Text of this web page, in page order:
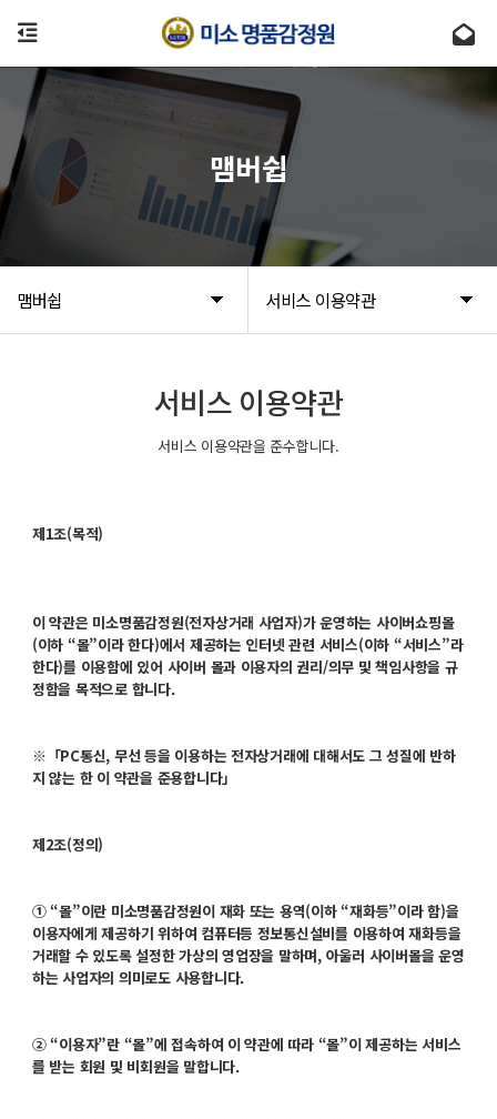
맴버쉽 서비스 이용약관
맴버쉽
서비스 이용약관
서비스 이용약관을 준수합니다.
제1조(목적)
이 약관은 미소명품감정원(전자상거래 사업자)가 운영하는 사이버쇼핑몰
(이하 “몰”이라 한다)에서 제공하는 인터넷 관련 서비스(이하 “서비스”라
한다)를 이용함에 있어 사이버 몰과 이용자의 권리/의무 및 책임사항을 규
정함을 목적으로 합니다.
※「PC통신, 무선 등을 이용하는 전자상거래에 대해서도 그 성질에 반하
지 않는 한 이 약관을 준용합니다」
제2조(정의)
① “몰”이란 미소명품감정원이 재화 또는 용역(이하 “재화등”이라 함)을
이용자에게 제공하기 위하여 컴퓨터등 정보통신설비를 이용하여 재화등을
거래할 수 있도록 설정한 가상의 영업장을 말하며, 아울러 사이버몰을 운영
하는 사업자의 의미로도 사용합니다.
② “이용자”란 “몰”에 접속하여 이 약관에 따라 “몰”이 제공하는 서비스
를 받는 회원 및 비회원을 말합니다.